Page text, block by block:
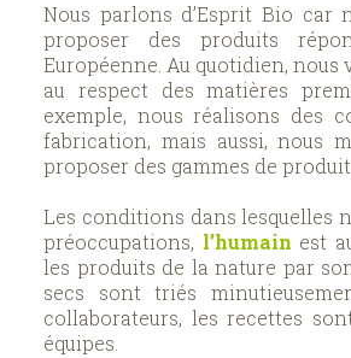
Nous parlons d’Esprit Bio car
proposer des produits
Européenne. Au quotidien,
au respect des matières
exemple, nous réalisons des
fabrication, mais aussi, nous
proposer des gammes de
Les conditions dans lesquelles
préoccupations, l’humain est
les produits de la nature par
secs sont triés
collaborateurs, les recettes
équipes.